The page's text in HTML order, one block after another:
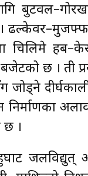
चिलिमे
छ । ती
जोड्ने
निर्माणका
छ ।